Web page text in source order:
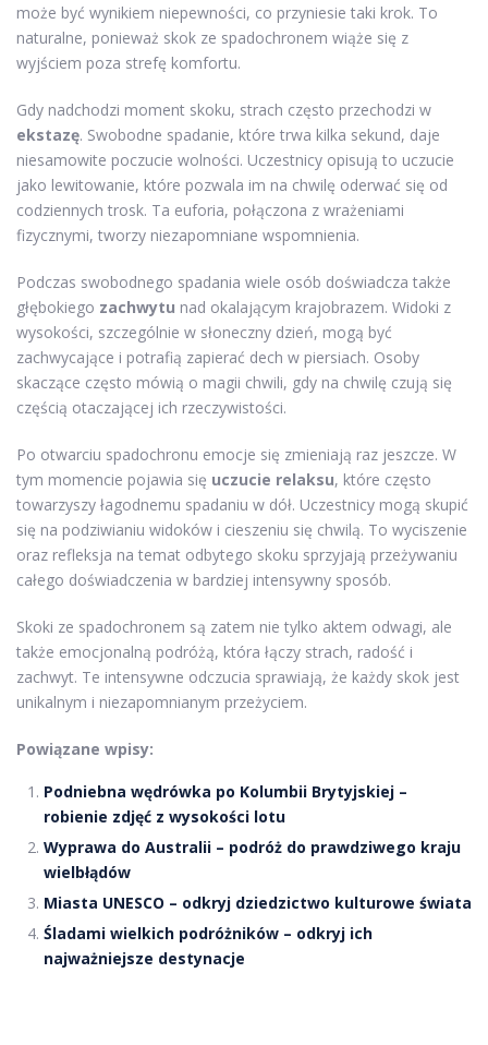
może być wynikiem niepewności, co przyniesie taki krok. To
naturalne, ponieważ skok ze spadochronem wiąże się z
wyjściem poza strefę komfortu.
Gdy nadchodzi moment skoku, strach często przechodzi w
ekstazę. Swobodne spadanie, które trwa kilka sekund, daje
niesamowite poczucie wolności. Uczestnicy opisują to uczucie
jako lewitowanie, które pozwala im na chwilę oderwać się od
codziennych trosk. Ta euforia, połączona z wrażeniami
fizycznymi, tworzy niezapomniane wspomnienia.
Podczas swobodnego spadania wiele osób doświadcza także
głębokiego zachwytu nad okalającym krajobrazem. Widoki z
wysokości, szczególnie w słoneczny dzień, mogą być
zachwycające i potrafią zapierać dech w piersiach. Osoby
skaczące często mówią o magii chwili, gdy na chwilę czują się
częścią otaczającej ich rzeczywistości.
Po otwarciu spadochronu emocje się zmieniają raz jeszcze. W
tym momencie pojawia się uczucie relaksu, które często
towarzyszy łagodnemu spadaniu w dół. Uczestnicy mogą skupić
się na podziwianiu widoków i cieszeniu się chwilą. To wyciszenie
oraz refleksja na temat odbytego skoku sprzyjają przeżywaniu
całego doświadczenia w bardziej intensywny sposób.
Skoki ze spadochronem są zatem nie tylko aktem odwagi, ale
także emocjonalną podróżą, która łączy strach, radość i
zachwyt. Te intensywne odczucia sprawiają, że każdy skok jest
unikalnym i niezapomnianym przeżyciem.
Powiązane wpisy:
Podniebna wędrówka po Kolumbii Brytyjskiej –
robienie zdjęć z wysokości lotu
Wyprawa do Australii – podróż do prawdziwego kraju
wielbłądów
Miasta UNESCO – odkryj dziedzictwo kulturowe świata
Śladami wielkich podróżników – odkryj ich
najważniejsze destynacje